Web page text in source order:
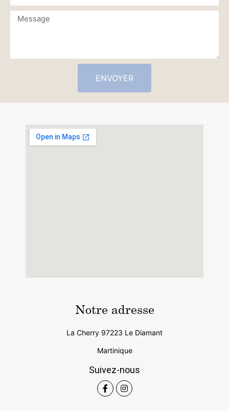
ENVOYER
Notre adresse
La Cherry 97223 Le Diamant
Martinique
Suivez-nous